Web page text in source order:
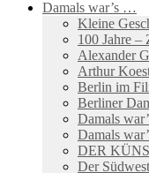
Damals war’s …
Kleine
100 Jahre –
Alexander
Arthur
Berlin im
Berliner
Damals
Damals
DER
Der